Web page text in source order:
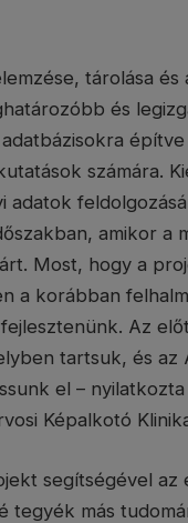
tárolása
és
építve
számára.
adatok
amikor a
Most, hogy a
a korábban
Az
tartsuk, és az
el – nyilatkozta
Képalkotó
segítségével az
tegyék más